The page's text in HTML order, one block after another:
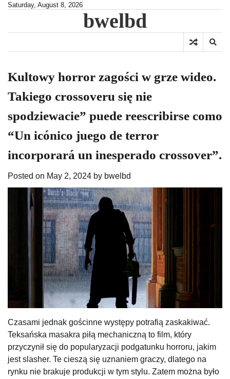
SkipSaturday, August 8, 2026
bwelbd
Kultowy horror zagości w grze wideo.
Takiego crossoveru się nie
spodziewacie” puede reescribirse como
“Un icónico juego de terror
incorporará un inesperado crossover”.
Posted on May 2, 2024 by bwelbd
Czasami jednak gościnne występy potrafią zaskakiwać.
Teksańska masakra piłą mechaniczną to film, który
przyczynił się do popularyzacji podgatunku horroru, jakim
jest slasher. Te cieszą się uznaniem graczy, dlatego na
rynku nie brakuje produkcji w tym stylu. Zatem można było